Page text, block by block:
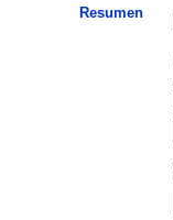
Resumen